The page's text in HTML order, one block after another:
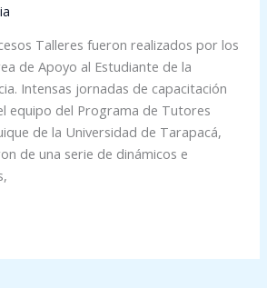
Talleres fueron realizados por los
de Apoyo al Estudiante de la
Intensas jornadas de capacitación
equipo del Programa de Tutores
de la Universidad de Tarapacá,
de una serie de dinámicos e